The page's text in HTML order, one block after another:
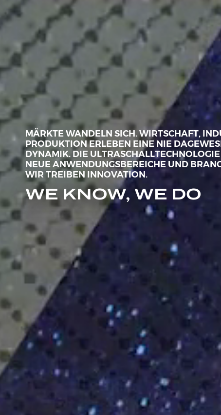
MÄRKTE WANDELN SICH. WIRTSCHAFT,
PRODUKTION ERLEBEN EINE NIE
DYNAMIK. DIE
NEUE ANWENDUNGSBEREICHE UND
WIR TREIBEN INNOVATION.
WE KNOW, WE DO